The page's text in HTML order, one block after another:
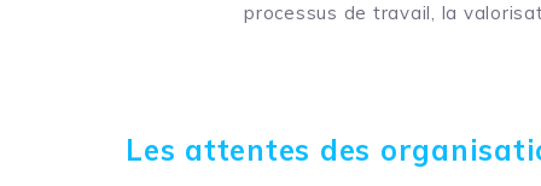
processus de travail, la
Les attentes des